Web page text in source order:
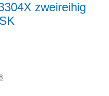
zweireihig